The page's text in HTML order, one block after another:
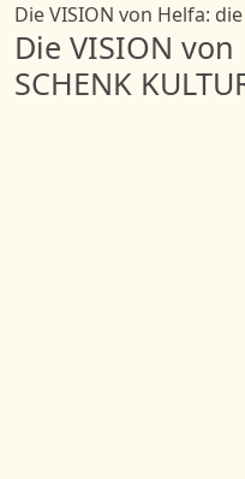
Die VISION von Helfa:
Die VISION
SCHENK